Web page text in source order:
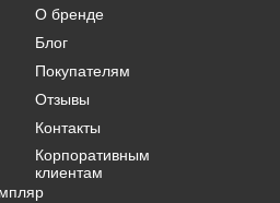
О бренде
Блог
Покупателям
Отзывы
Контакты
Корпоративным
клиентам